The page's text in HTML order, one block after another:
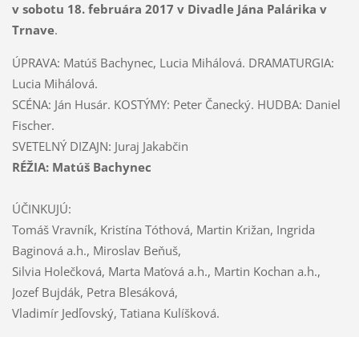
v sobotu 18. februára 2017 v Divadle Jána Palárika v
Trnave.
ÚPRAVA: Matúš Bachynec, Lucia Mihálová. DRAMATURGIA:
Lucia Mihálová.
SCÉNA: Ján Husár. KOSTÝMY: Peter Čanecký. HUDBA: Daniel
Fischer.
SVETELNÝ DIZAJN: Juraj Jakabčin
RÉŽIA: Matúš Bachynec
ÚČINKUJÚ:
Tomáš Vravník, Kristína Tóthová, Martin Križan, Ingrida
Baginová a.h., Miroslav Beňuš,
Silvia Holečková, Marta Maťová a.h., Martin Kochan a.h.,
Jozef Bujdák, Petra Blesáková,
Vladimír Jedľovský, Tatiana Kulíšková.